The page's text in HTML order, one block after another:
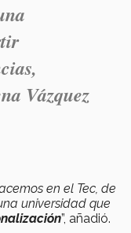
Vázquez
en el Tec, de
universidad que
”, añadió.